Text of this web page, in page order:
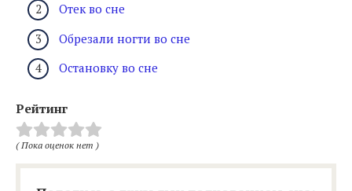
Отек во сне
Обрезали ногти во сне
Остановку во сне
Рейтинг
( Пока оценок нет )